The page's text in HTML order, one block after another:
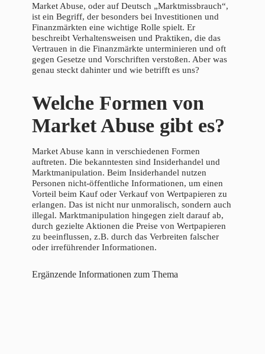
Market Abuse, oder auf Deutsch „Marktmissbrauch“,
ist ein Begriff, der besonders bei Investitionen und
Finanzmärkten eine wichtige Rolle spielt. Er
beschreibt Verhaltensweisen und Praktiken, die das
Vertrauen in die Finanzmärkte unterminieren und oft
gegen Gesetze und Vorschriften verstoßen. Aber was
genau steckt dahinter und wie betrifft es uns?
Welche Formen von
Market Abuse gibt es?
Market Abuse kann in verschiedenen Formen
auftreten. Die bekanntesten sind Insiderhandel und
Marktmanipulation. Beim Insiderhandel nutzen
Personen nicht-öffentliche Informationen, um einen
Vorteil beim Kauf oder Verkauf von Wertpapieren zu
erlangen. Das ist nicht nur unmoralisch, sondern auch
illegal. Marktmanipulation hingegen zielt darauf ab,
durch gezielte Aktionen die Preise von Wertpapieren
zu beeinflussen, z.B. durch das Verbreiten falscher
oder irreführender Informationen.
Ergänzende Informationen zum Thema